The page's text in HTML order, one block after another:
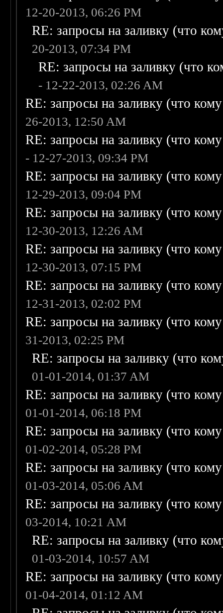
12-20-2013, 06:26 PM
RE: запросы на заливку (что
20-2013, 07:34 PM
RE: запросы на заливку (что
- 12-22-2013, 02:26 AM
RE: запросы на заливку (что
26-2013, 12:50 AM
RE: запросы на заливку (что
- 12-27-2013, 09:34 PM
RE: запросы на заливку (что
12-29-2013, 09:04 PM
RE: запросы на заливку (что
12-30-2013, 12:26 AM
RE: запросы на заливку (что
12-30-2013, 07:15 PM
RE: запросы на заливку (что
12-31-2013, 02:02 PM
RE: запросы на заливку (что
31-2013, 02:25 PM
RE: запросы на заливку (что
01-01-2014, 01:37 AM
RE: запросы на заливку (что
01-01-2014, 06:18 PM
RE: запросы на заливку (что
01-02-2014, 05:28 PM
RE: запросы на заливку (что
01-03-2014, 05:06 AM
RE: запросы на заливку (что
03-2014, 10:21 AM
RE: запросы на заливку (что
01-03-2014, 10:57 AM
RE: запросы на заливку (что
01-04-2014, 01:12 AM